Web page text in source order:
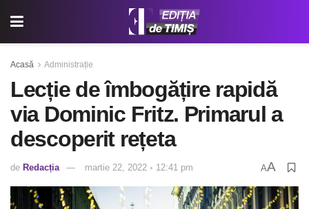
Acasă Administrație
Lecție de îmbogățire rapidă
via Dominic Fritz. Primarul a
descoperit rețeta
de Redacția martie 22, 2022 ◦ 12:41 pm AA